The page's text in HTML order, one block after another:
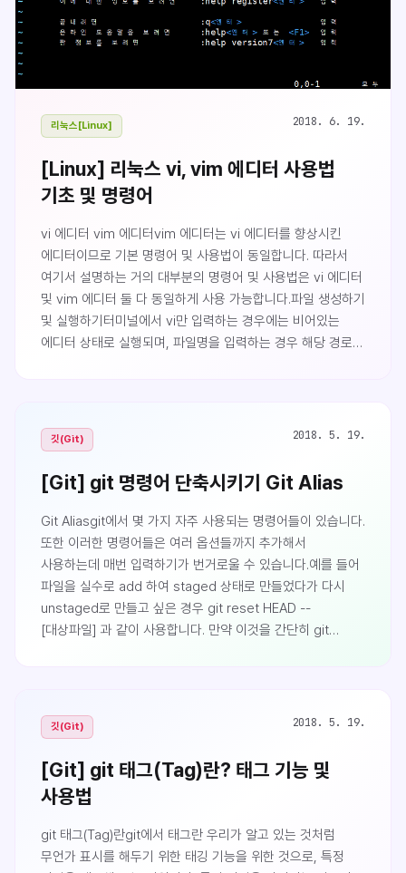
리눅스[Linux] 2018. 6. 19.
[Linux] 리눅스 vi, vim 에디터 사용법
기초 및 명령어
vi 에디터 vim 에디터vim 에디터는 vi 에디터를 향상시킨
에디터이므로 기본 명령어 및 사용법이 동일합니다. 따라서
여기서 설명하는 거의 대부분의 명령어 및 사용법은 vi 에디터
및 vim 에디터 둘 다 동일하게 사용 가능합니다.파일 생성하기
및 실행하기터미널에서 vi만 입력하는 경우에는 비어있는
에디터 상태로 실행되며, 파일명을 입력하는 경우 해당 경로에
전용으로 파일을 실행하고 싶은 경우 -R 옵션을 사용합니다.vi
-R 파일명vi만 입력하여 내용이 비어있는 상태로
실행했습니다. 첫 줄에 커서가 깜빡이고 간단한 후원 정보 ..
깃(Git) 2018. 5. 19.
[Git] git 명령어 단축시키기 Git Alias
Git Aliasgit에서 몇 가지 자주 사용되는 명령어들이 있습니다.
또한 이러한 명령어들은 여러 옵션들까지 추가해서
사용하는데 매번 입력하기가 번거로울 수 있습니다.예를 들어
파일을 실수로 add 하여 staged 상태로 만들었다가 다시
unstaged로 만들고 싶은 경우 git reset HEAD --
[대상파일] 과 같이 사용합니다. 만약 이것을 간단히 git
checkout$ git config --global alias.br branch$ git
config --global alias.ci c..
깃(Git) 2018. 5. 19.
[Git] git 태그(Tag)란? 태그 기능 및
사용법
git 태그(Tag)란git에서 태그란 우리가 알고 있는 것처럼
무언가 표시를 해두기 위한 태깅 기능을 위한 것으로, 특정